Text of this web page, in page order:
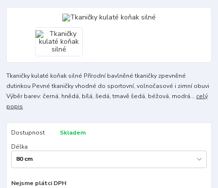
Tkaničky kulaté koňak silné Přírodní bavlněné tkaničky zpevněné
dutinkou Pevné tkaničky vhodné do sportovní, volnočasové i zimní obuvi
Výběr barev: černá, hnědá, bílá, šedá, tmavě šedá, béžová, modrá... celý
popis
Dostupnost
Skladem
Délka
Nejsme plátci DPH